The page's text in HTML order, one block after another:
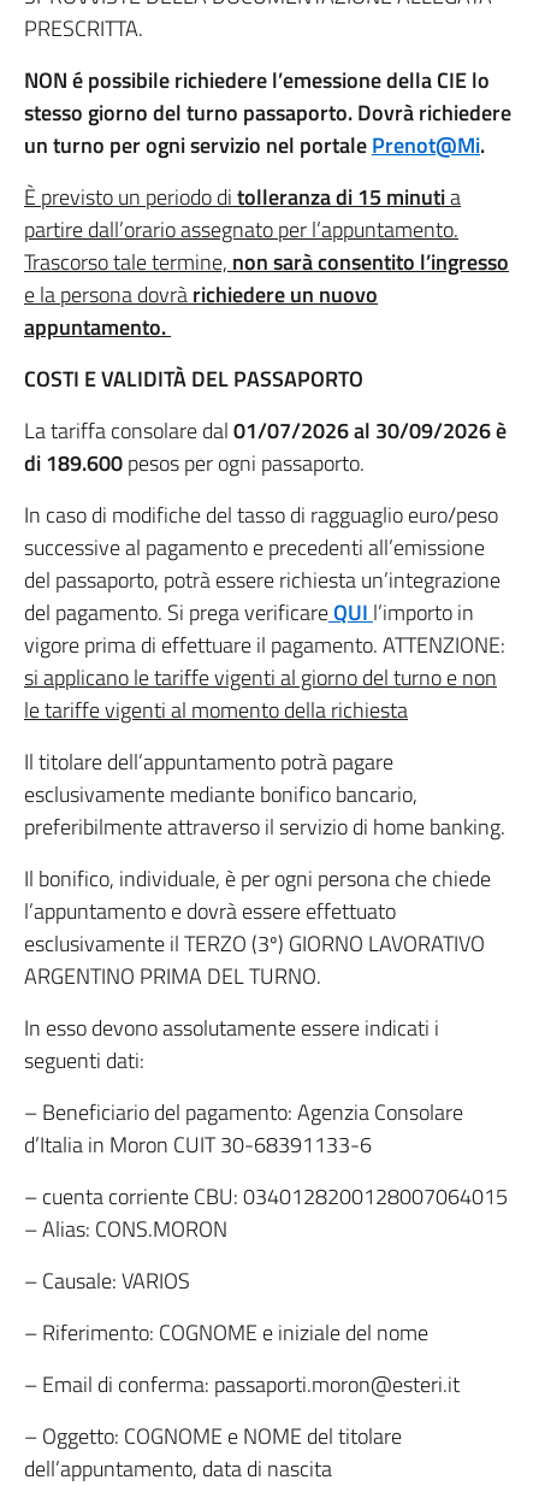
PRESCRITTA.
NON é possibile richiedere l’emessione della CIE lo
stesso giorno del turno passaporto. Dovrà richiedere
un turno per ogni servizio nel portalePrenot@Mi.
È previsto un periodo ditolleranza di 15 minutia
partire dall’orario assegnato per l’appuntamento.
Trascorso tale termine, non sarà consentito l’ingresso
e la persona dovràrichiedere un nuovo
appuntamento.
COSTI E VALIDITÀ DEL PASSAPORTO
La tariffa consolare dal01/07/2026 al 30/09/2026 è
di 189.600pesos per ogni passaporto.
In caso di modifiche del tasso di ragguaglio euro/peso
successive al pagamento e precedenti all’emissione
del passaporto, potrà essere richiesta un’integrazione
del pagamento. Si prega verificareQUI l’importo in
vigore prima di effettuare il pagamento. ATTENZIONE:
si applicano le tariffe vigenti al giorno del turno e non
le tariffe vigenti al momento della richiesta
Il titolare dell’appuntamento potrà pagare
esclusivamente mediante bonifico bancario,
preferibilmente attraverso il servizio di home banking.
Il bonifico, individuale, è per ogni persona che chiede
l’appuntamento e dovrà essere effettuato
esclusivamente il TERZO (3º) GIORNO LAVORATIVO
ARGENTINO PRIMA DEL TURNO.
In esso devono assolutamente essere indicati i
seguenti dati:
– Beneficiario del pagamento: Agenzia Consolare
d’Italia in Moron CUIT 30-68391133-6
– cuenta corriente CBU: 0340128200128007064015
– Alias: CONS.MORON
– Causale: VARIOS
– Riferimento: COGNOME e iniziale del nome
– Email di conferma: passaporti.moron@esteri.it
– Oggetto: COGNOME e NOME del titolare
dell’appuntamento, data di nascita